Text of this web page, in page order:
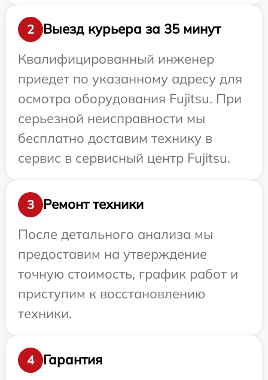
2
Выезд курьера за 35 минут
Квалифицированный инженер
приедет по указанному адресу для
осмотра оборудования Fujitsu. При
серьезной неисправности мы
бесплатно доставим технику в
сервис в сервисный центр Fujitsu.
3
Ремонт техники
После детального анализа мы
предоставим на утверждение
точную стоимость, график работ и
приступим к восстановлению
техники.
4
Гарантия